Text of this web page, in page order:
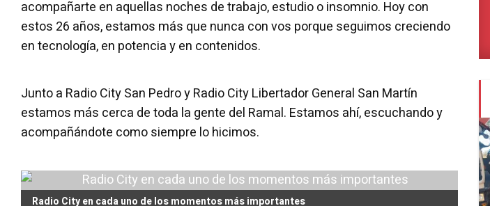
acompañarte en aquellas noches de trabajo, estudio o insomnio. Hoy con
estos 26 años, estamos más que nunca con vos porque seguimos creciendo
en tecnología, en potencia y en contenidos.
Junto a Radio City San Pedro y Radio City Libertador General San Martín
estamos más cerca de toda la gente del Ramal. Estamos ahí, escuchando y
acompañándote como siempre lo hicimos.
Radio City en cada uno de los momentos más importantes